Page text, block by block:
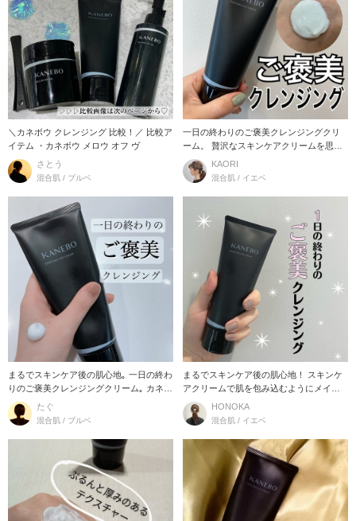
＼カネボウ クレンジング 比較！／ 比較ア
イテム ・カネボウ メロウ オフ ヴ
さとう
混合肌 / ブルベ
一日の終わりのご褒美クレンジングクリ
ーム。 贅沢なスキンケアクリームを思わ
せる厚
KAORI
混合肌 / イエベ
まるでスキンケア後の肌心地｡ 一日の終わ
りのご褒美クレンジングクリーム｡ カネボ
ウ
たぐ
混合肌 / ブルベ
まるでスキンケア後の肌心地！ スキンケ
アクリームで肌を包み込むようにメイク
オフ。
HONOKA
混合肌 / イエベ